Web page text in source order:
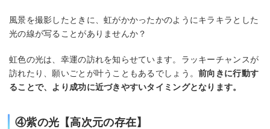
風景を撮影したときに、虹がかかったかのようにキラキラとした
光の線が写ることがありませんか？
虹色の光は、幸運の訪れを知らせています。ラッキーチャンスが
訪れたり、願いごとが叶うこともあるでしょう。前向きに行動す
ることで、より成功に近づきやすいタイミングとなります。
④紫の光【高次元の存在】